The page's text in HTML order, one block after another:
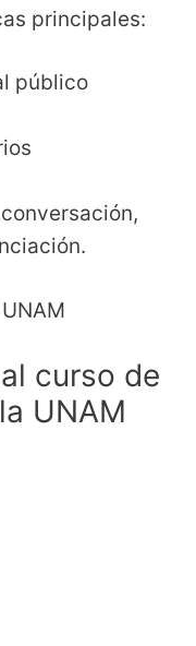
principales:
público
curso de
UNAM